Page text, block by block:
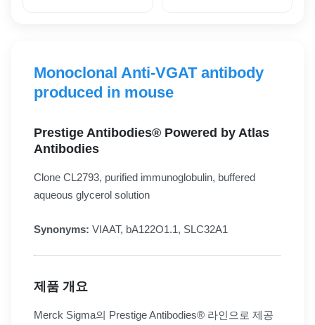
Monoclonal Anti-VGAT antibody
produced in mouse
Prestige Antibodies® Powered by Atlas
Antibodies
Clone CL2793, purified immunoglobulin, buffered
aqueous glycerol solution
Synonyms: VIAAT, bA122O1.1, SLC32A1
제품 개요
Merck Sigma의 Prestige Antibodies® 라인으로 제공